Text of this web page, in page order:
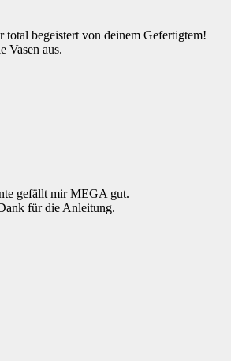
begeistert von deinem Gefertigtem!
Vasen aus.
gefällt mir MEGA gut.
für die Anleitung.